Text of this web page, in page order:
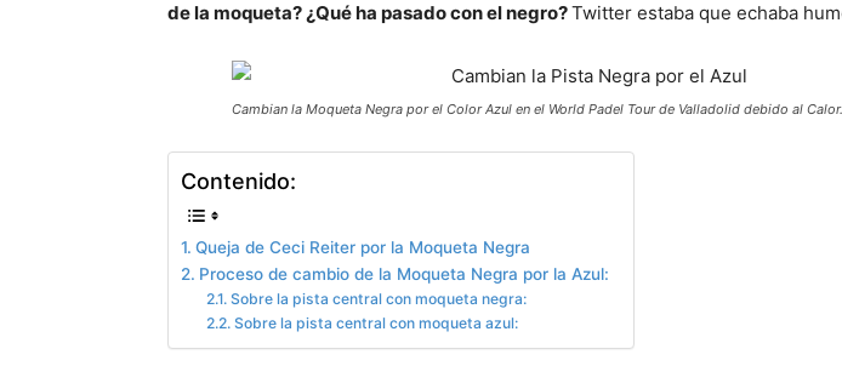
de la moqueta? ¿Qué ha pasado con el negro?Twitter estaba que echaba
Cambian la Moqueta Negra por el Color Azul en el World Padel Tour de Valladolid debido al Calor.
Contenido:
Queja de Ceci Reiter por la Moqueta Negra
Proceso de cambio de la Moqueta Negra por la Azul:
Sobre la pista central con moqueta negra:
Sobre la pista central con moqueta azul: